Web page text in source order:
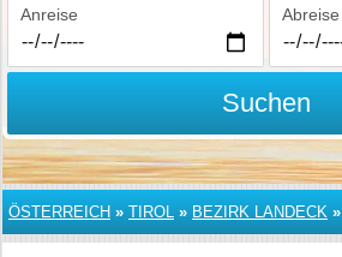
Anreise Abreise
Suchen
ÖSTERREICH » TIROL » BEZIRK LANDECK »